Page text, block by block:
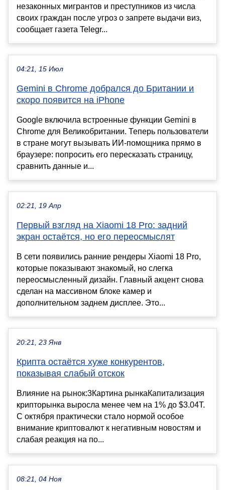
незаконных мигрантов и преступников из числа
своих граждан после угроз о запрете выдачи виз,
сообщает газета Telegr...
04:21, 15 Июл
Gemini в Chrome добрался до Британии и
скоро появится на iPhone
Google включила встроенные функции Gemini в
Chrome для Великобритании. Теперь пользователи
в стране могут вызывать ИИ-помощника прямо в
браузере: попросить его пересказать страницу,
сравнить данные и...
02:21, 19 Апр
Первый взгляд на Xiaomi 18 Pro: задний
экран остаётся, но его переосмыслят
В сети появились ранние рендеры Xiaomi 18 Pro,
которые показывают знакомый, но слегка
переосмысленный дизайн. Главный акцент снова
сделан на массивном блоке камер и
дополнительном заднем дисплее. Это...
20:21, 23 Янв
Крипта остаётся хуже конкурентов,
показывая слабый отскок
Влияние на рынок:3Картина рынкаКапитализация
крипторынка выросла менее чем на 1% до $3.04T.
С октября практически стало нормой особое
внимание криптовалют к негативным новостям и
слабая реакция на по...
08:21, 04 Ноя